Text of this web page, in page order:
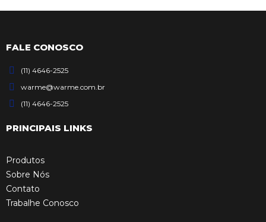
FALE CONOSCO
(11) 4646-2525
warme@warme.com.br
(11) 4646-2525
PRINCIPAIS LINKS
Produtos
Sobre Nós
Contato
Trabalhe Conosco